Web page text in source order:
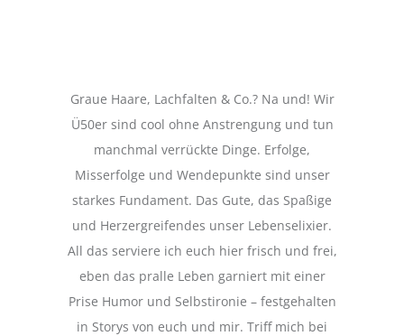
Graue Haare, Lachfalten & Co.? Na und! Wir
Ü50er sind cool ohne Anstrengung und tun
manchmal verrückte Dinge. Erfolge,
Misserfolge und Wendepunkte sind unser
starkes Fundament. Das Gute, das Spaßige
und Herzergreifendes unser Lebenselixier.
All das serviere ich euch hier frisch und frei,
eben das pralle Leben garniert mit einer
Prise Humor und Selbstironie – festgehalten
in Storys von euch und mir. Triff mich bei